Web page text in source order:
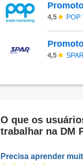
4,5 POP
4,5
O que os
trabalhar na DM
Precisa aprender